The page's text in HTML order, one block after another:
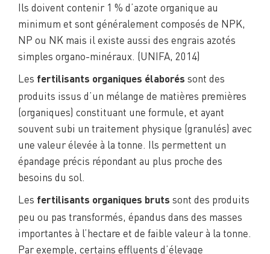
Ils doivent contenir 1 % d’azote organique au
minimum et sont généralement composés de NPK,
NP ou NK mais il existe aussi des engrais azotés
simples organo-minéraux. (UNIFA, 2014)
Les fertilisants organiques élaborés sont des
produits issus d’un mélange de matières premières
(organiques) constituant une formule, et ayant
souvent subi un traitement physique (granulés) avec
une valeur élevée à la tonne. Ils permettent un
épandage précis répondant au plus proche des
besoins du sol.
Les fertilisants organiques bruts sont des produits
peu ou pas transformés, épandus dans des masses
importantes à l’hectare et de faible valeur à la tonne.
Par exemple, certains effluents d’élevage